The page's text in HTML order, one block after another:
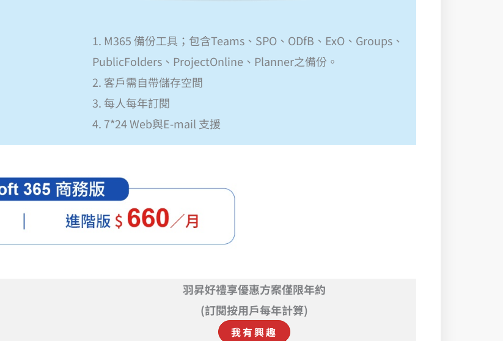
1. M365 備份工具；包含Teams、SPO、ODfB、ExO、Groups、
PublicFolders、ProjectOnline、Planner之備份。
2. 客戶需自帶儲存空間
3. 每人每年訂閱
4. 7*24 Web與E-mail 支援
羽昇好禮享優惠方案僅限年約
(訂閱按用戶每年計算)
我有興趣